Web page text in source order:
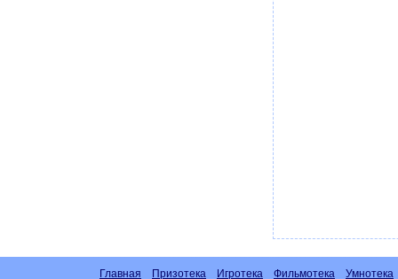
Главная Призотека Игротека Фильмотека Умнотека